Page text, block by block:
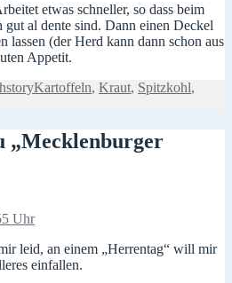
etwas schneller, so dass beim
gut al dente sind. Dann einen Deckel
lassen (der Herd kann dann schon aus
Appetit.
Schlagwörter
Kartoffeln, Kraut, Spitzkohl,
„Mecklenburger
Uhr
leid, an einem „Herrentag“ will mir
einfallen.